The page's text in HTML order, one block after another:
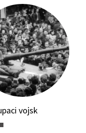
vojsk